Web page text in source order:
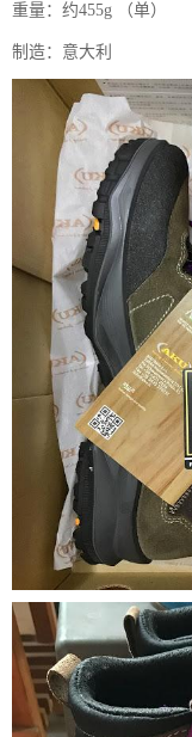
重量：约455g （单）
制造：意大利